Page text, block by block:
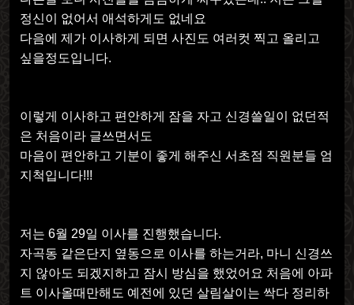
정신이 없어서 애석하게도 없네요
다음에 제가 이사하게 되면 사진도 여러컷 찍고 올리고
싶을정도입니다.
이렇게 이사하고 편안하게 잠을 자고 신경쓸일이 없던적
은 처음이라 글쓰면서도
마음이 편안하고 기분이 좋게 해주신 서초점 직원분들 엄
지척입니다!!!
저는 6월 29일 이사를 진행했습니다.
자곡동 같은단지 옆동으로 이사를 하는거라, 마니 신경쓰
지 않아도 되겠지하고 잠시 방심을 했었어요 처음에 아파
트 이사올때만해도 예전에 있던 살림살이는 싹다 정리하